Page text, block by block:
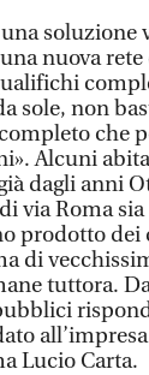
soluzione
nuova rete
sole, non
che
Alcuni
dagli anni
via Roma
prodotto
di
tuttora.
Lucio Carta.